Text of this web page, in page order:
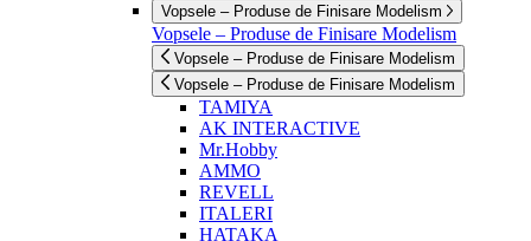
Vopsele – Produse de Finisare Modelism
Vopsele – Produse de Finisare Modelism
Vopsele – Produse de Finisare Modelism
Vopsele – Produse de Finisare Modelism
TAMIYA
AK INTERACTIVE
Mr.Hobby
AMMO
REVELL
ITALERI
HATAKA